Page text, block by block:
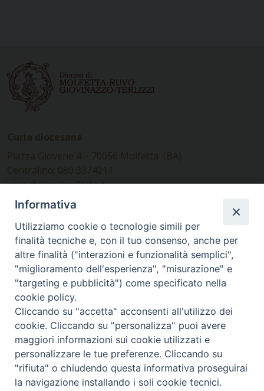
www.diocesimolfetta.it –
diocesimolfetta@pec.chiesacattolica.it
Ufficio Comunicazioni sociali
Piazza Giovene 4 – 70056 Molfetta (BA)
comunicazionisociali@diocesimolfetta.it
SEGUICI SU
Facebook
Instagram
X YouTube
Feed
Privacy Policy - trasparenza
Informativa
Utilizziamo cookie o tecnologie simili per
finalità tecniche e, con il tuo consenso, anche per
altre finalità ("interazioni e funzionalità semplici",
"miglioramento dell'esperienza", "misurazione" e
"targeting e pubblicità") come specificato nella
cookie policy.
Cliccando su "accetta" acconsenti all'utilizzo dei
cookie. Cliccando su "personalizza" puoi avere
maggiori informazioni sui cookie utilizzati e
personalizzare le tue preferenze. Cliccando su
"rifiuta" o chiudendo questa informativa proseguirai
la navigazione installando i soli cookie tecnici.